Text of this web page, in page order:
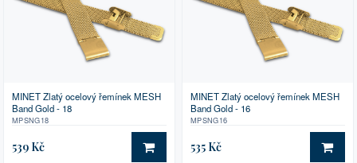
MINET Zlatý ocelový řemínek MESH
Band Gold - 18
MPSNG18
539 Kč DO KOŠÍKU
MINET Zlatý ocelový řemínek MESH
Band Gold - 16
MPSNG16
535 Kč DO